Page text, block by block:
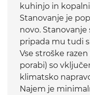
kuhinjo in
Stanovanje je
novo.
pripada mu tudi
Vse stroške
porabi) so
klimatsko
Najem je